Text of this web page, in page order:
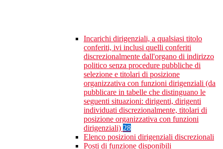
Incarichi dirigenziali, a qualsiasi titolo
conferiti, ivi inclusi quelli conferiti
discrezionalmente dall'organo di indirizzo
politico senza procedure pubbliche di
selezione e titolari di posizione
organizzativa con funzioni dirigenziali (da
pubblicare in tabelle che distinguano le
seguenti situazioni: dirigenti, dirigenti
individuati discrezionalmente, titolari di
posizione organizzativa con funzioni
dirigenziali) 28
Elenco posizioni dirigenziali discrezionali
Posti di funzione disponibili